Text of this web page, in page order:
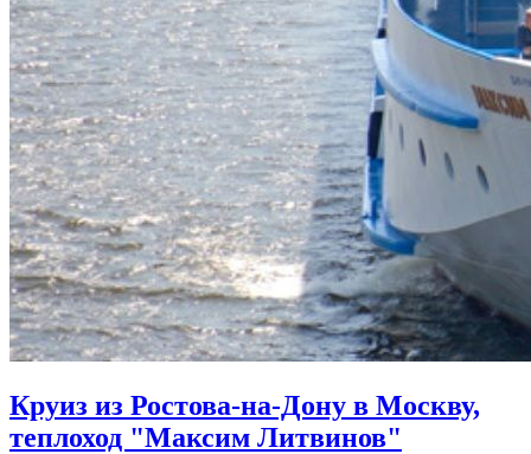
Круиз из Ростова-на-Дону в Москву,
теплоход "Максим Литвинов"